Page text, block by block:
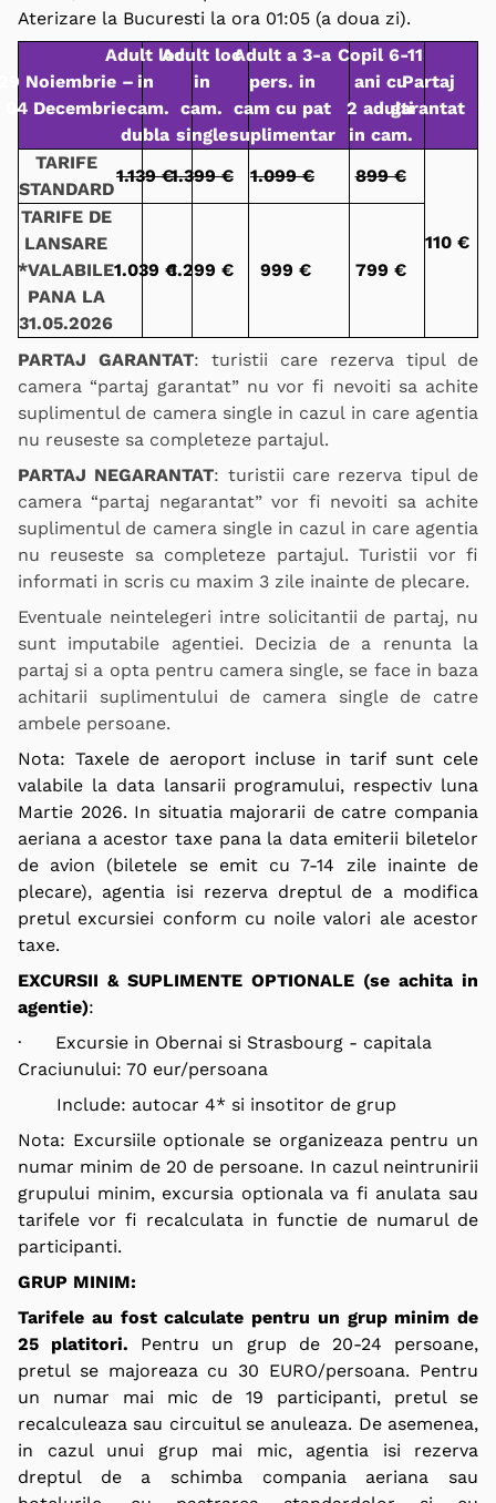
Aterizare la Bucuresti la ora 01:05 (a doua zi).
Noiembrie –
04 Decembrie
Adult loc
in
cam.
dubla
Adult loc
in
cam.
single
Adult a 3-a
pers. in
cam cu pat
suplimentar
Copil 6-11
ani cu
2 adulti
in cam.
Partaj
garantat
TARIFE
STANDARD
1.139 €1.399 € 1.099 € 899 €
110 €
TARIFE DE
LANSARE
*VALABILE
PANA LA
31.05.2026
1.039 €1.299 € 999 € 799 €
PARTAJ GARANTAT: turistii care rezerva tipul de
camera “partaj garantat” nu vor fi nevoiti sa achite
suplimentul de camera single in cazul in care agentia
nu reuseste sa completeze partajul.
PARTAJ NEGARANTAT: turistii care rezerva tipul de
camera “partaj negarantat” vor fi nevoiti sa achite
suplimentul de camera single in cazul in care agentia
nu reuseste sa completeze partajul. Turistii vor fi
informati in scris cu maxim 3 zile inainte de plecare.
Eventuale neintelegeri intre solicitantii de partaj, nu
sunt imputabile agentiei. Decizia de a renunta la
partaj si a opta pentru camera single, se face in baza
achitarii suplimentului de camera single de catre
ambele persoane.
Nota: Taxele de aeroport incluse in tarif sunt cele
valabile la data lansarii programului, respectiv luna
Martie 2026. In situatia majorarii de catre compania
aeriana a acestor taxe pana la data emiterii biletelor
de avion (biletele se emit cu 7-14 zile inainte de
plecare), agentia isi rezerva dreptul de a modifica
pretul excursiei conform cu noile valori ale acestor
taxe.
EXCURSII & SUPLIMENTE OPTIONALE (se achita in
agentie):
· Excursie in Obernai si Strasbourg - capitala
Craciunului: 70 eur/persoana
Include: autocar 4* si insotitor de grup
Nota: Excursiile optionale se organizeaza pentru un
numar minim de 20 de persoane. In cazul neintrunirii
grupului minim, excursia optionala va fi anulata sau
tarifele vor fi recalculata in functie de numarul de
participanti.
GRUP MINIM:
Tarifele au fost calculate pentru un grup minim de
25 platitori. Pentru un grup de 20-24 persoane,
pretul se majoreaza cu 30 EURO/persoana. Pentru
un numar mai mic de 19 participanti, pretul se
recalculeaza sau circuitul se anuleaza. De asemenea,
in cazul unui grup mai mic, agentia isi rezerva
dreptul de a schimba compania aeriana sau